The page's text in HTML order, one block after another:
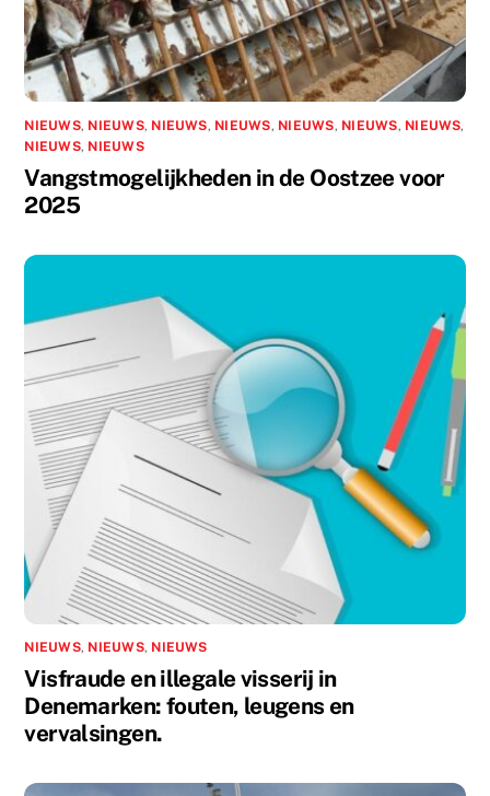
NIEUWS, NIEUWS, NIEUWS, NIEUWS, NIEUWS, NIEUWS, NIEUWS,
NIEUWS, NIEUWS
Vangstmogelijkheden in de Oostzee voor
2025
NIEUWS, NIEUWS, NIEUWS
Visfraude en illegale visserij in
Denemarken: fouten, leugens en
vervalsingen.